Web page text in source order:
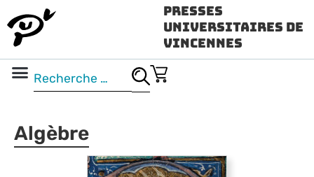
Presses
Universitaires de
Vincennes
Algèbre